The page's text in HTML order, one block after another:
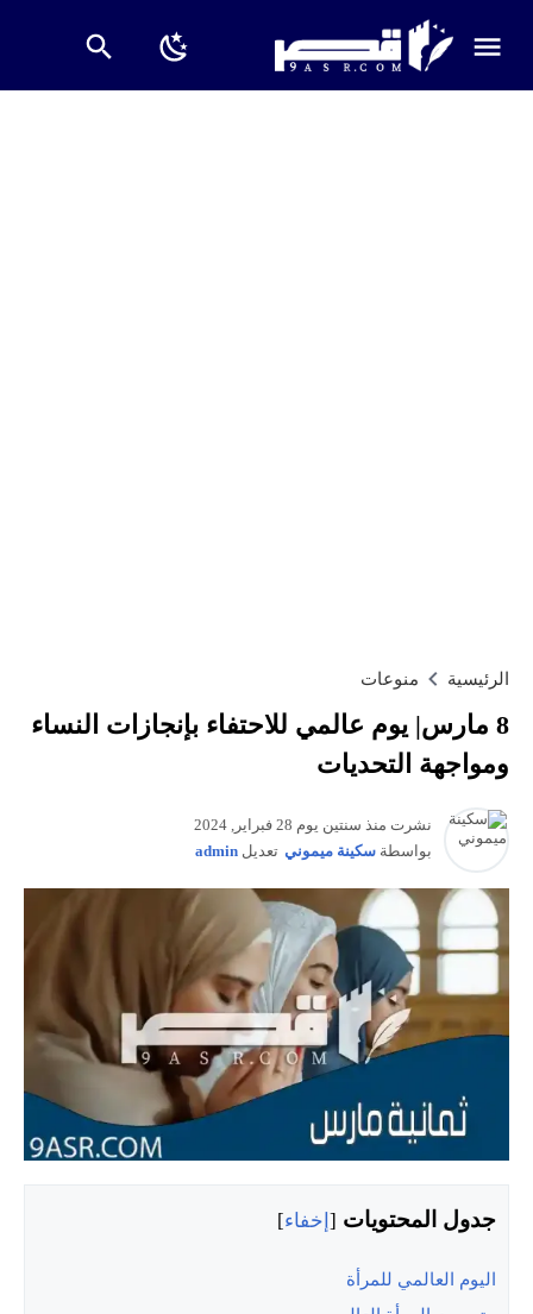
الرئيسية منوعات
8 مارس| يوم عالمي للاحتفاء بإنجازات النساء
ومواجهة التحديات
نشرت منذ سنتين يوم 28 فبراير, 2024
بواسطة سكينة ميموني تعديل admin
جدول المحتويات [ إخفاء]
اليوم العالمي للمرأة